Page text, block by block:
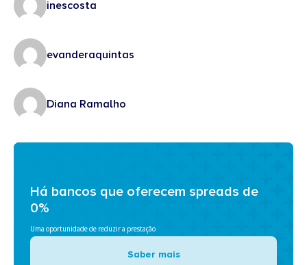
inescosta
evanderaquintas
Diana Ramalho
Há bancos que oferecem spreads de
0%
Uma oportunidade de reduzir a prestação
Saber mais